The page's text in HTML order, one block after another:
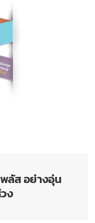
ลัส อย่างอุ่น
ง